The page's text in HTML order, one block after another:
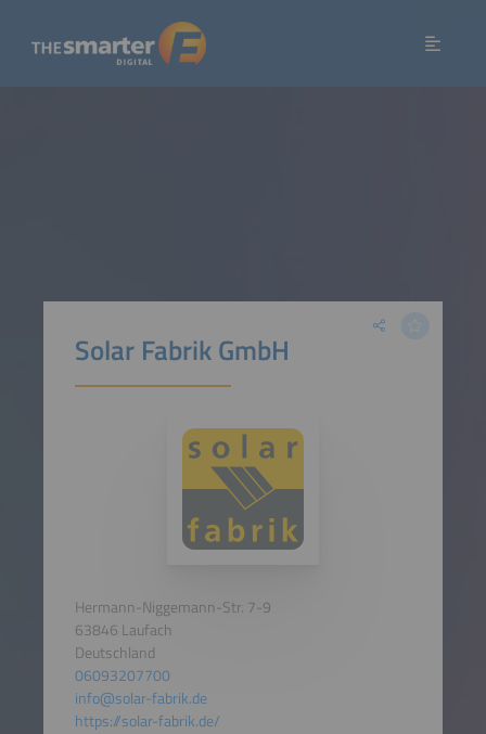
Solar Fabrik GmbH
Hermann-Niggemann-Str. 7-9
63846 Laufach
Deutschland
06093207700
info@solar-fabrik.de
https://solar-fabrik.de/